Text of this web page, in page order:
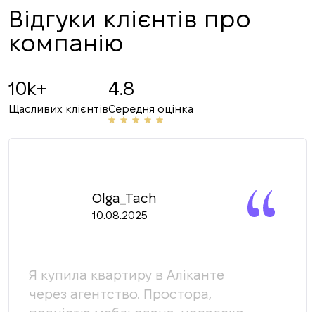
Відгуки клієнтів про
компанію
10k+
Щасливих клієнтів
4.8
Середня оцінка
Olga_Tach
10.08.2025
Я купила квартиру в Аліканте
через агентство. Простора,